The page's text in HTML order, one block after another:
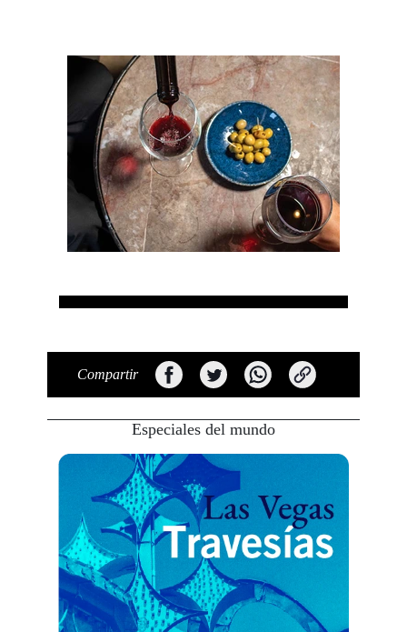
Compartir
Especiales del mundo